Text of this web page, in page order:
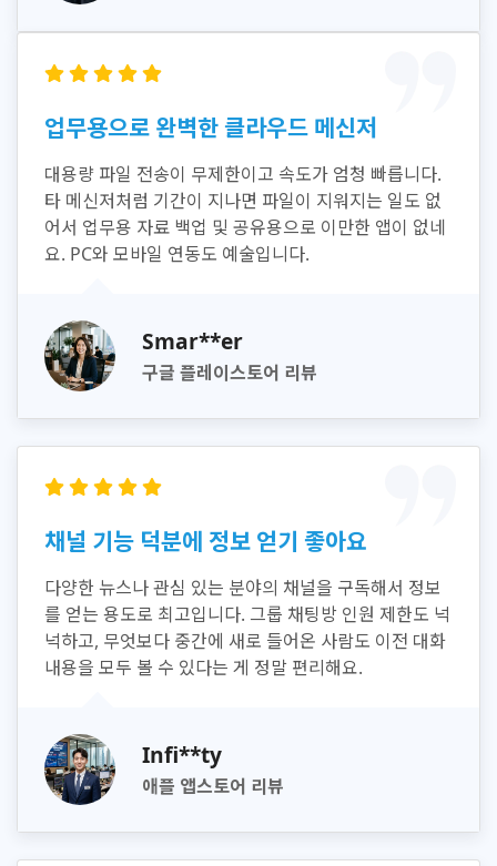
업무용으로 완벽한 클라우드 메신저
대용량 파일 전송이 무제한이고 속도가 엄청 빠릅니다.
타 메신저처럼 기간이 지나면 파일이 지워지는 일도 없
어서 업무용 자료 백업 및 공유용으로 이만한 앱이 없네
요. PC와 모바일 연동도 예술입니다.
Smar**er
구글 플레이스토어 리뷰
채널 기능 덕분에 정보 얻기 좋아요
다양한 뉴스나 관심 있는 분야의 채널을 구독해서 정보
를 얻는 용도로 최고입니다. 그룹 채팅방 인원 제한도 넉
넉하고, 무엇보다 중간에 새로 들어온 사람도 이전 대화
내용을 모두 볼 수 있다는 게 정말 편리해요.
Infi**ty
애플 앱스토어 리뷰